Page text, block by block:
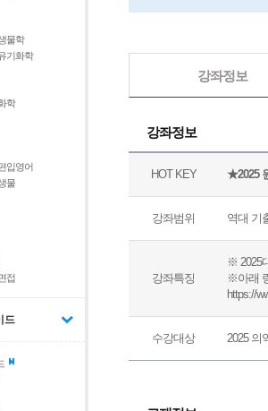
물학
기화학
학
입영어
물
접
드
강좌정보
강좌정보
HOT KEY ★2025
강좌범위 역대 기
강좌특징
※ 2025
※아래
https://
수강대상 2025 의